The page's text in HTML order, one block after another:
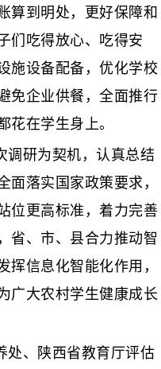
算到明处，更好保障和
们吃得放心、吃得安
施设备配备，优化学校
免企业供餐，全面推行
花在学生身上。
研为契机，认真总结
面落实国家政策要求，
位更高标准，着力完善
省、市、县合力推动智
挥信息化智能化作用，
广大农村学生健康成长
、陕西省教育厅评估